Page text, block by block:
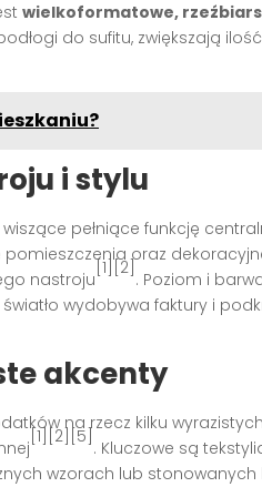
wielkoformatowe,
do sufitu, zwiększają
i stylu
pełniące funkcję
oraz
nastroju
[1][2]
. Poziom i
wydobywa faktury i
akcenty
na rzecz kilku
[1][2][5]
. Kluczowe są
wzorach lub